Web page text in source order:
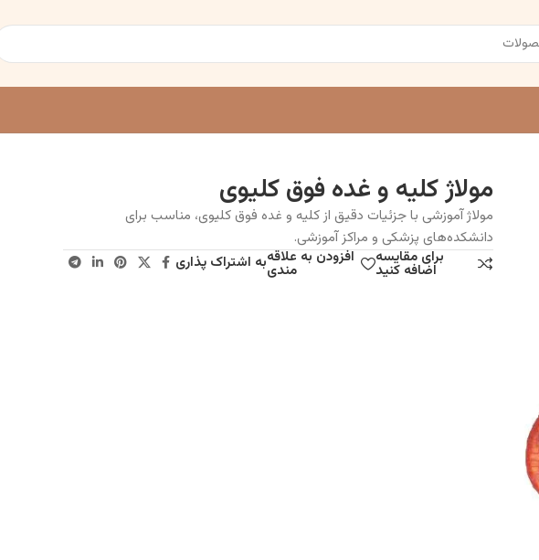
مولاژ کلیه و غده فوق کلیوی
مولاژ آموزشی با جزئیات دقیق از کلیه و غده فوق کلیوی، مناسب برای
دانشکده‌های پزشکی و مراکز آموزشی.
برای مقایسه
اضافه کنید
افزودن به علاقه
مندیبه اشتراک پذاری